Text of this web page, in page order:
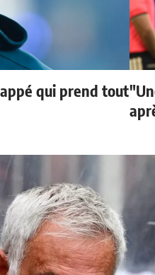
qui prend tout